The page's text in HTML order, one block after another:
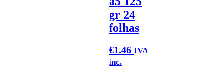
gr 24
folhas
€1.46 IVA
inc.